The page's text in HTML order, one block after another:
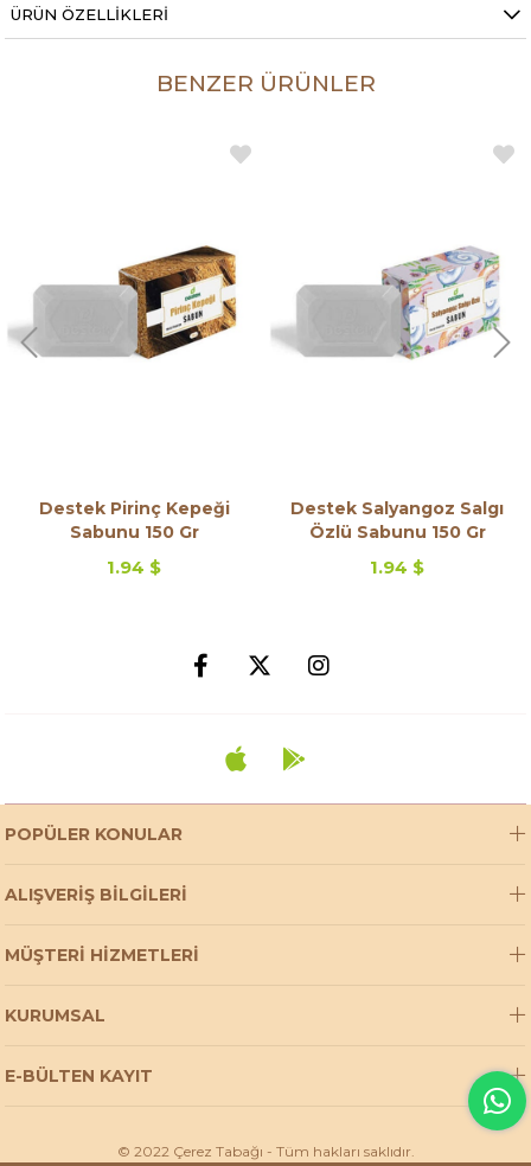
ÜRÜN ÖZELLIKLERI
BENZER ÜRÜNLER
Destek Pirinç Kepeği
Sabunu 150 Gr
1.94 $
Destek Salyangoz Salgı
Özlü Sabunu 150 Gr
1.94 $
POPÜLER KONULAR
ALIŞVERİŞ BİLGİLERİ
MÜŞTERİ HİZMETLERİ
KURUMSAL
E-BÜLTEN KAYIT
© 2022 Çerez Tabağı - Tüm hakları saklıdır.